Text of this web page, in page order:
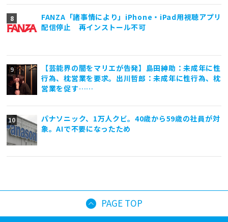
FANZA「諸事情により」iPhone・iPad用視聴アプリ
配信停止 再インストール不可
【芸能界の闇をマリエが告発】島田紳助：未成年に性
行為、枕営業を要求。出川哲郎：未成年に性行為、枕
営業を促す……
パナソニック、1万人クビ。40歳から59歳の社員が対
象。AIで不要になったため
PAGE TOP